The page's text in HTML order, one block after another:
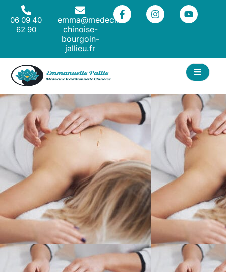
06 09 40
62 90
emma@medecine-
chinoise-
bourgoin-
jallieu.fr